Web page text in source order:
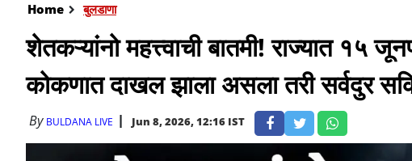
Home बुलडाणा
शेतकऱ्यांनो महत्त्वाची बातमी! राज्यात १५
कोकणात दाखल झाला असला तरी सर्वदुर
By BULDANA LIVE Jun 8, 2026, 12:16 IST